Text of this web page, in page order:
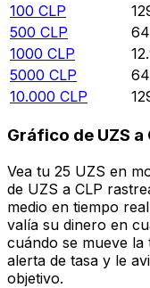
100 CLP
500 CLP
1000 CLP
5000 CLP
10.000 CLP
Gráfico de UZS a
Vea tu 25 UZS en
de UZS a CLP
medio en tiempo
valía su dinero en
cuándo se mueve
alerta de tasa y le
objetivo.